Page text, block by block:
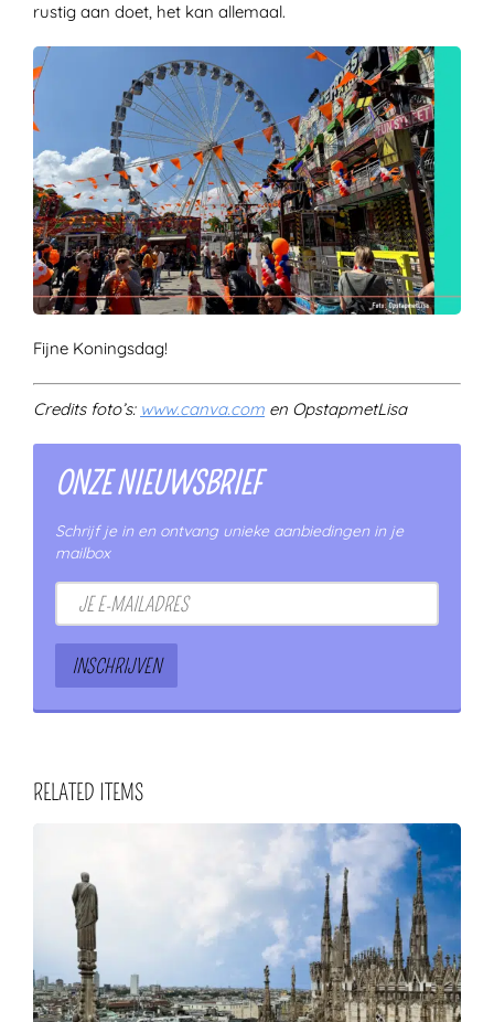
rustig aan doet, het kan allemaal.
Fijne Koningsdag!
Credits foto’s: www.canva.com en OpstapmetLisa
ONZE NIEUWSBRIEF
Schrijf je in en ontvang unieke aanbiedingen in je
mailbox
RELATED ITEMS